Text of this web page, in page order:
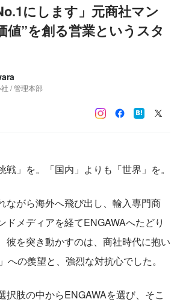
にします」元商社マン
値”を創る営業というスタ
/ 管理本部
戦」を。「国内」よりも「世界」を。
ながら海外へ飛び出し、輸入専門商
ドメディアを経てENGAWAへたどり
彼を突き動かすのは、商社時代に抱い
への羨望と、強烈な対抗心でした。
択肢の中からENGAWAを選び、そこ